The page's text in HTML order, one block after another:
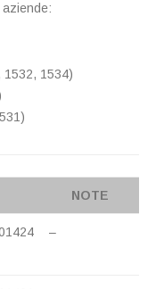
1532, 1534)
NOTE
–